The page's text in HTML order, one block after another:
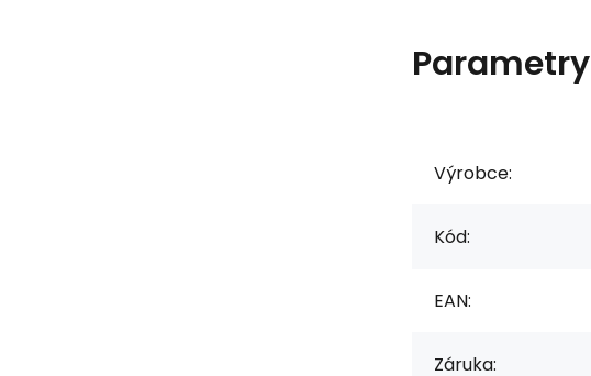
Parametry
Výrobce:
Kód:
EAN:
Záruka: